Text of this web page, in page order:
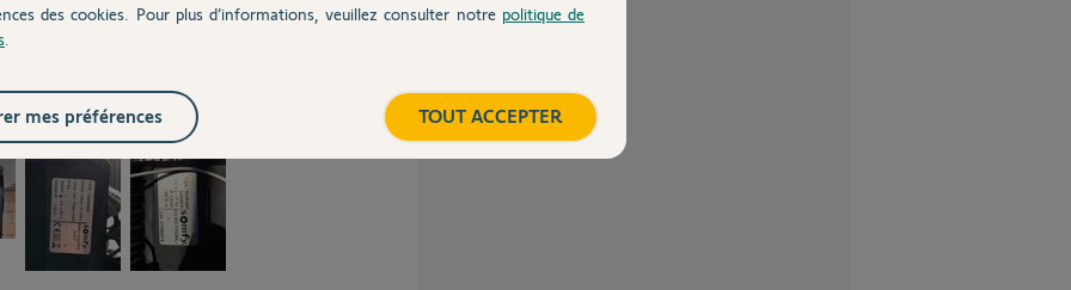
d’une nouvelle motorisation n’est pas
des cookies. Pour plus d’informations, veuillez consulter notre politique de
TOUT ACCEPTER
mes préférences